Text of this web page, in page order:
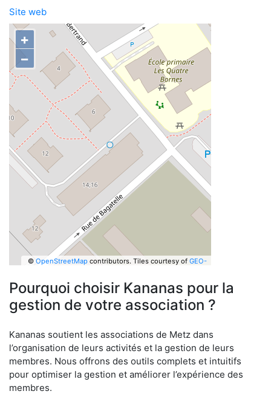
Site web
+
−
© OpenStreetMapcontributors. Tiles courtesy of GEO-
Pourquoi choisir Kananas pour la
gestion de votre association ?
Kananas soutient les associations de Metz dans
l’organisation de leurs activités et la gestion de leurs
membres. Nous offrons des outils complets et intuitifs
pour optimiser la gestion et améliorer l’expérience des
membres.